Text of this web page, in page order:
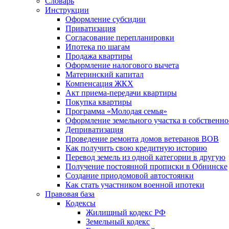
Инструкции
Оформление субсидии
Приватизация
Согласование перепланировки
Ипотека по шагам
Продажа квартиры
Оформление налогового вычета
Материнский капитал
Компенсация ЖКХ
Акт приема-передачи квартиры
Покупка квартиры
Программа «Молодая семья»
Оформление земельного участка в
Деприватизация
Проведение ремонта домов ветеранов ВОВ
Как получить свою кредитную историю
Перевод земель из одной категории в другую
Получение постоянной прописки в Обнинске
Создание приодомовой автостоянки
Как стать участником военной ипотеки
Правовая база
Кодексы
Жилищный кодекс РФ
Земельный кодекс